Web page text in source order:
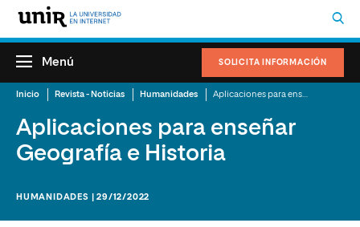
SOLICITA INFORMACIÓN
Menú
Inicio Revista - Noticias Humanidades
Aplicaciones para enseñar
Geografía e Historia
HUMANIDADES | 29/12/2022